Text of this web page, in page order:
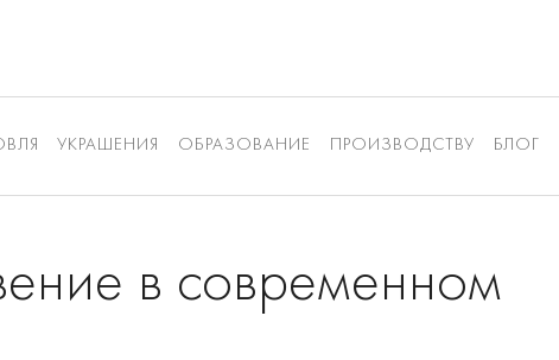
УКРАШЕНИЯ ОБРАЗОВАНИЕ ПРОИЗВОДСТВУ БЛОГ
в современном